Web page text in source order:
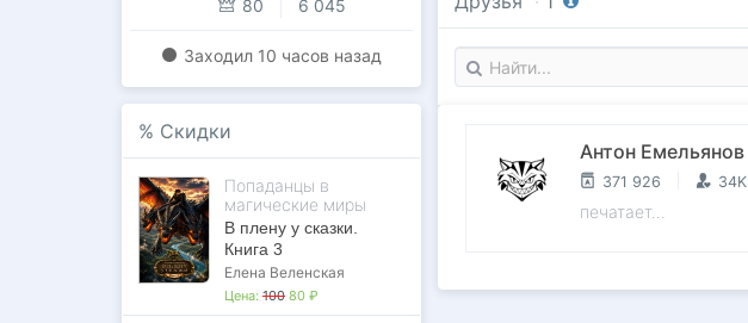
80 6 045
Заходил 10 часов назад
% Скидки
Попаданцы в
магические миры
В плену у сказки.
Книга 3
Елена Веленская
Цена: 100 80 ₽
Антон Емельянов
371 926 34K
печатает...